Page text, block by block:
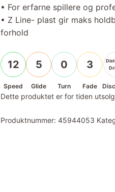
• For erfarne spillere og
• Z Line- plast gir maks
forhold
12
Speed
5
Glide
0
Turn
3
Fade
Dette produktet er for tiden
Produktnummer:45944053